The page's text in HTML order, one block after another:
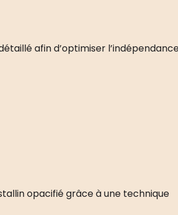
afin d’optimiser
opacifié grâce à une technique